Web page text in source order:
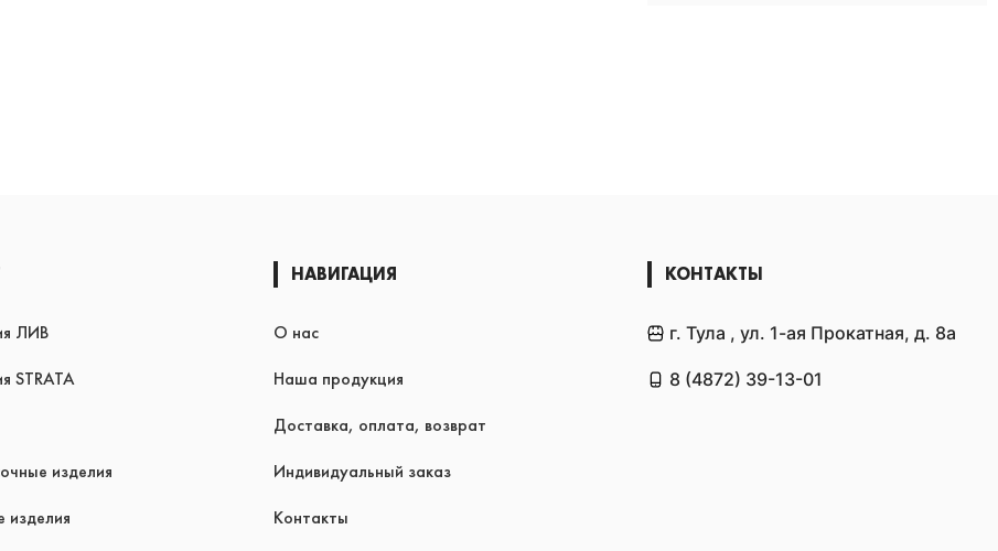
ЛИВ
STRATA
изделия
изделия
НАВИГАЦИЯ
О нас
Наша продукция
Доставка, оплата, возврат
Индивидуальный заказ
Контакты
КОНТАКТЫ
г. Тула , ул. 1-ая Прокатная, д. 8а
8 (4872) 39-13-01